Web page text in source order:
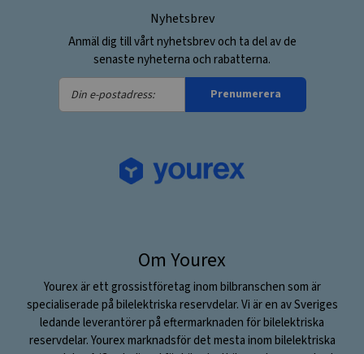
Nyhetsbrev
Anmäl dig till vårt nyhetsbrev och ta del av de
senaste nyheterna och rabatterna.
Din
e-
Prenumerera
Om Yourex
Yourex är ett grossistföretag inom bilbranschen som är
specialiserade på bilelektriska reservdelar. Vi är en av Sveriges
ledande leverantörer på eftermarknaden för bilelektriska
reservdelar. Yourex marknadsför det mesta inom bilelektriska